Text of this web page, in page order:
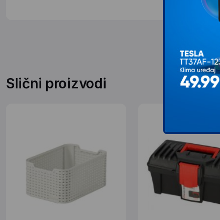
Slični proizvodi